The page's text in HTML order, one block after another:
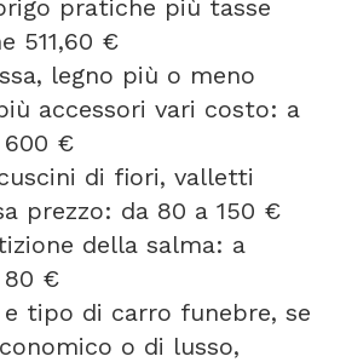
pratiche più tasse
511,60 €
legno più o meno
accessori vari costo: a
600 €
di fiori, valletti
prezzo: da 80 a 150 €
della salma: a
80 €
tipo di carro funebre, se
o di lusso,